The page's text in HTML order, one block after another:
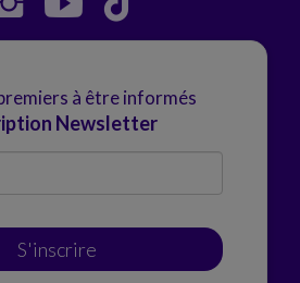
à être informés
Newsletter
S'inscrire